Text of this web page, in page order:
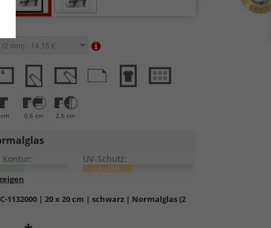
0,6 cm 2,6 cm
Kontur: UV-Schutz:
ca. 45%
1132000| 20 x 20 cm | schwarz | Normalglas (2